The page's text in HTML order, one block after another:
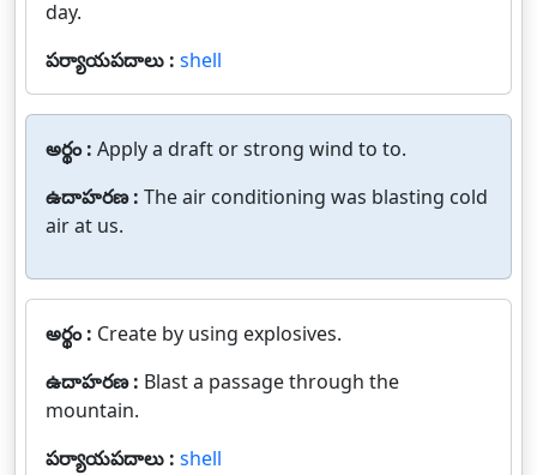
day.
పర్యాయపదాలు : shell
అర్థం : Apply a draft or strong wind to to.
ఉదాహరణ : The air conditioning was blasting cold
air at us.
అర్థం : Create by using explosives.
ఉదాహరణ : Blast a passage through the
mountain.
పర్యాయపదాలు : shell